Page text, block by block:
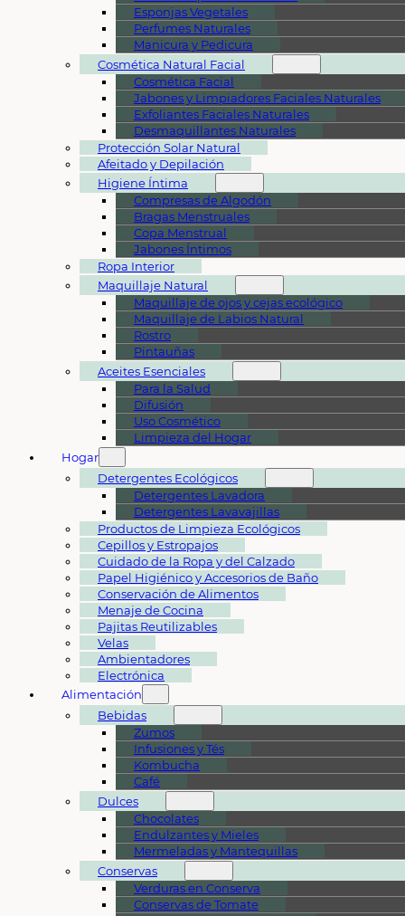
Esponjas Vegetales
Perfumes Naturales
Manicura y Pedicura
Cosmética Natural Facial
Cosmética Facial
Jabones y Limpiadores Faciales Naturales
Exfoliantes Faciales Naturales
Desmaquillantes Naturales
Protección Solar Natural
Afeitado y Depilación
Higiene Íntima
Compresas de Algodón
Bragas Menstruales
Copa Menstrual
Jabones Íntimos
Ropa Interior
Maquillaje Natural
Maquillaje de ojos y cejas ecológico
Maquillaje de Labios Natural
Rostro
Pintauñas
Aceites Esenciales
Para la Salud
Difusión
Uso Cosmético
Limpieza del Hogar
Hogar
Detergentes Ecológicos
Detergentes Lavadora
Detergentes Lavavajillas
Productos de Limpieza Ecológicos
Cepillos y Estropajos
Cuidado de la Ropa y del Calzado
Papel Higiénico y Accesorios de Baño
Conservación de Alimentos
Menaje de Cocina
Pajitas Reutilizables
Velas
Ambientadores
Electrónica
Alimentación
Bebidas
Zumos
Infusiones y Tés
Kombucha
Café
Dulces
Chocolates
Endulzantes y Mieles
Mermeladas y Mantequillas
Conservas
Verduras en Conserva
Conservas de Tomate